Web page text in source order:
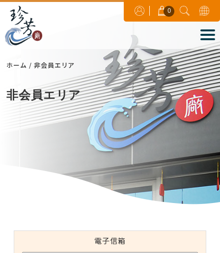
0
ホーム 非会員エリア
非会員エリア
電子信箱